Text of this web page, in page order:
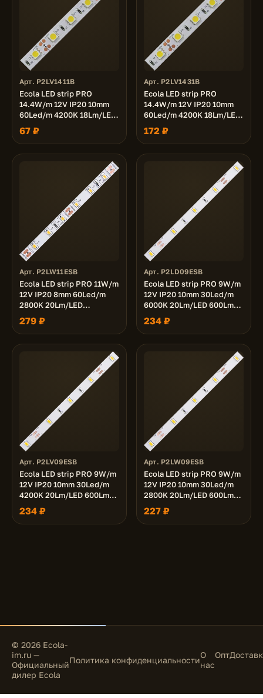
Арт. P2LV1411B
Ecola LED strip PRO
14.4W/m 12V IP20 10mm
60Led/m 4200K 18Lm/LED
1080Lm/m светодиодная
лента 1м.
67 ₽
Арт. P2LV1431B
Ecola LED strip PRO
14.4W/m 12V IP20 10mm
60Led/m 4200K 18Lm/LED
1080Lm/m светодиодная
лента на катушке 3м.
172 ₽
Арт. P2LW11ESB
Ecola LED strip PRO 11W/m
12V IP20 8mm 60Led/m
2800K 20Lm/LED
1200Lm/m светодиодная
лента на катушке 5м.
279 ₽
Арт. P2LD09ESB
Ecola LED strip PRO 9W/m
12V IP20 10mm 30Led/m
6000K 20Lm/LED 600Lm/m
светодиодная лента на
катушке 5м.
234 ₽
Арт. P2LV09ESB
Ecola LED strip PRO 9W/m
12V IP20 10mm 30Led/m
4200K 20Lm/LED 600Lm/m
светодиодная лента на
катушке 5м.
234 ₽
Арт. P2LW09ESB
Ecola LED strip PRO 9W/m
12V IP20 10mm 30Led/m
2800K 20Lm/LED 600Lm/m
светодиодная лента на
катушке 5м.
227 ₽
© 2026 Ecola-
im.ru —
Официальный
дилер Ecola
Политика конфиденциальностиО
нас
Опт